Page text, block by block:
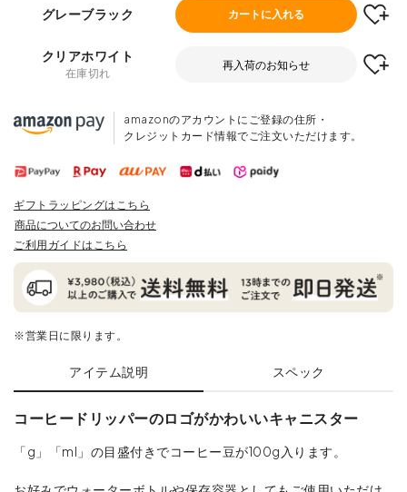
グレーブラック カートに入れる
クリアホワイト
在庫切れ
再入荷のお知らせ
amazonのアカウントにご登録の住所・
クレジットカード情報でご注文いただけます。
ギフトラッピングはこちら
商品についてのお問い合わせ
ご利用ガイドはこちら
※営業日に限ります。
アイテム説明 スペック
コーヒードリッパーのロゴがかわいいキャニスター
「g」「ml」の目盛付きでコーヒー豆が100g入ります。